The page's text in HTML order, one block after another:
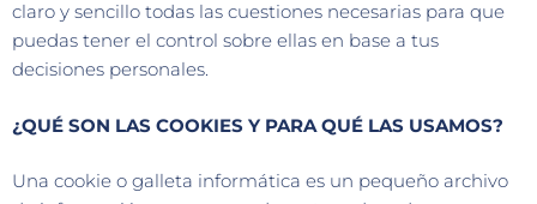
claro y sencillo todas las cuestiones necesarias para que
puedas tener el control sobre ellas en base a tus
decisiones personales.
¿QUÉ SON LAS COOKIES Y PARA QUÉ LAS USAMOS?
Una cookie o galleta informática es un pequeño archivo